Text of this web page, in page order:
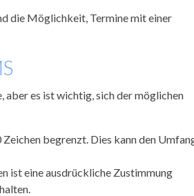
die Möglichkeit, Termine mit einer
aber es ist wichtig, sich der möglichen
begrenzt. Dies kann den
ist eine ausdrückliche Zustimmung